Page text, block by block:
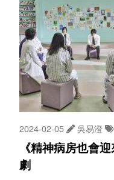
2024-02-05 吳易澄
《精神病房也會
劇